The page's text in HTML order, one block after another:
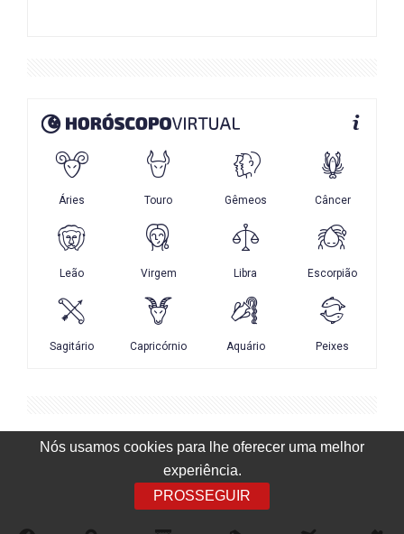
Nós usamos cookies para lhe oferecer uma melhor
experiência.
PROSSEGUIR